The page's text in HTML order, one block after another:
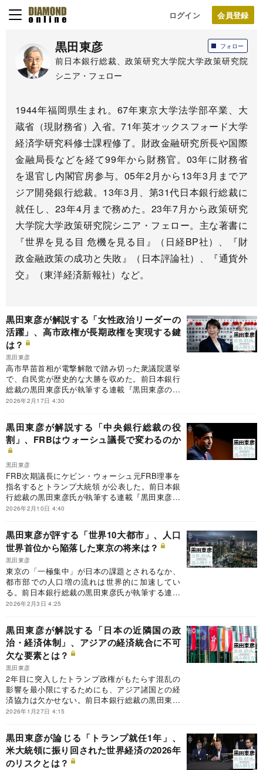
ログイン
フォロー
黒田東彦
前日本銀行総裁、政策研究大学院大学政策研究院
シニア・フェロー
1944年福岡県生まれ。67年東京大学法学部卒業、大
蔵省（現財務省）入省。71年英オックスフォード大学
経済学研究科修士課程修了。財政金融研究所長や国際
金融局長などを経て99年から財務官。03年に財務省
を退官し内閣官房参与。05年2月から13年3月までア
ジア開発銀行総裁。13年3月、第31代日本銀行総裁に
就任し、23年4月まで務めた。23年7月から政策研究
大学院大学政策研究院シニア・フェロー。主な著書に
『世界を見る目 危機を見る目』（日経BP社）、『財
政金融政策の成功と失敗』（日本評論社）、『通貨外
交』（東洋経済新報社）など。
黒田東彦が解説する「女性政治リーダーの
活躍」、高市政権が長期政権を実現する鍵
は？
黒田東彦
高市早苗首相が電撃解散で踏み切った衆議院選挙
で、自民党が歴史的な大勝を収めた。前日本銀行
総裁の黒田東彦氏が執筆する連載『黒田東彦の世
界と経済の読み解き方』の今回のテーマは、「女
ダーの特徴と、長期政権の鍵とは？
2026年2月17日 4:30
黒田東彦が解説する「中央銀行総裁の役
割」、FRBはウォーシュ議長で変わるのか
黒田東彦
FRB次期議長にケビン・ウォーシュ元FRB理事を
指名するとトランプ大統領 が公表した。前日本銀
行総裁の黒田東彦氏が執筆する連載『黒田東彦の
世界と経済の読み解き方』の今回のテーマは、
任は、FRBの金融政策にどんな影響を与えるの
か。
2026年2月10日 4:40
黒田東彦が評する「世界10大都市」、人口
世界首位から陥落した東京の将来は？
黒田東彦
東京の「一極集中」が日本の課題とされるなか、
都市部での人口増の流れは世界的に加速してい
る。前日本銀行総裁の黒田東彦氏が執筆する連載
『黒田東彦の世界と経済の読み解き方』の今回の
踏まえて評する世界の10大都市の現状と将来は？
2026年2月3日 4:25
黒田東彦が解説する「日本の近隣国の政
治・経済体制」、アジアの経済統合に不可
欠な要素とは？
黒田東彦
2年目に突入したトランプ政権がもたらす混乱の
影響を最小限にするためにも、アジア諸国との経
済協力は欠かせない。前日本銀行総裁の黒田東彦
氏が執筆する連載『黒田東彦の世界と経済の読み
経済体制」。アジア諸国との経済統合・経済協力
を進める際には不可欠となる、各国の政治体制や
経済体制の特徴とは？
2026年1月27日 4:15
黒田東彦が論じる「トランプ就任1年」、
米大統領に振り回された世界経済の2026年
のリスクとは？